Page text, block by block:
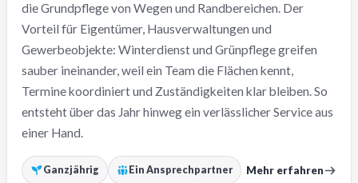
die Grundpflege von Wegen und Randbereichen. Der
Vorteil für Eigentümer, Hausverwaltungen und
Gewerbeobjekte: Winterdienst und Grünpflege greifen
sauber ineinander, weil ein Team die Flächen kennt,
Termine koordiniert und Zuständigkeiten klar bleiben. So
entsteht über das Jahr hinweg ein verlässlicher Service aus
einer Hand.
Ganzjährig Ein Ansprechpartner Mehr erfahren